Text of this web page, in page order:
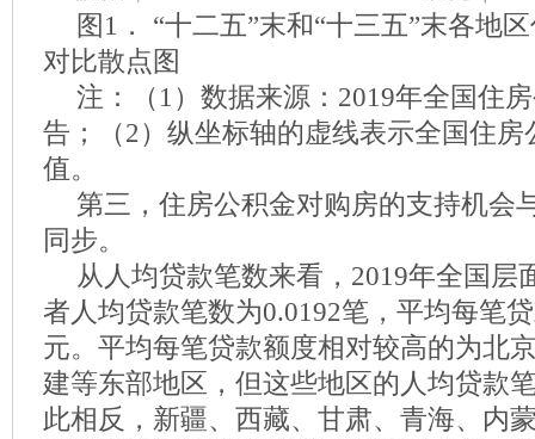
图1． “十二五”末和“十三五”末各地
对比散点图
注：（1）数据来源：2019年全国住
告；（2）纵坐标轴的虚线表示全国住房
值。
第三，住房公积金对购房的支持机会
同步。
从人均贷款笔数来看，2019年全国层
者人均贷款笔数为0.0192笔，平均每笔
元。平均每笔贷款额度相对较高的为北
建等东部地区，但这些地区的人均贷款
此相反，新疆、西藏、甘肃、青海、内